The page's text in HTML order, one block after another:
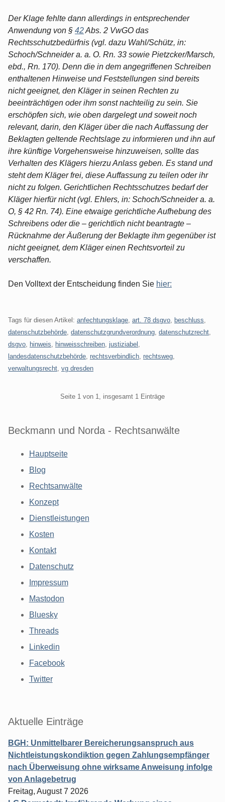
Der Klage fehlte dann allerdings in entsprechender
Anwendung von § 42Abs. 2 VwGO das
Rechtsschutzbedürfnis (vgl. dazu Wahl/Schütz, in:
Schoch/Schneider a. a. O. Rn. 33 sowie Pietzcker/Marsch,
ebd., Rn. 170). Denn die in dem angegriffenen Schreiben
enthaltenen Hinweise und Feststellungen sind bereits
nicht geeignet, den Kläger in seinen Rechten zu
beeinträchtigen oder ihm sonst nachteilig zu sein. Sie
erschöpfen sich, wie oben dargelegt und soweit noch
relevant, darin, den Kläger über die nach Auffassung der
Beklagten geltende Rechtslage zu informieren und ihn auf
ihre künftige Vorgehensweise hinzuweisen, sollte das
Verhalten des Klägers hierzu Anlass geben. Es stand und
steht dem Kläger frei, diese Auffassung zu teilen oder ihr
nicht zu folgen. Gerichtlichen Rechtsschutzes bedarf der
Kläger hierfür nicht (vgl. Ehlers, in: Schoch/Schneider a. a.
O, § 42 Rn. 74). Eine etwaige gerichtliche Aufhebung des
Schreibens oder die – gerichtlich nicht beantragte –
Rücknahme der Äußerung der Beklagte ihm gegenüber ist
nicht geeignet, dem Kläger einen Rechtsvorteil zu
verschaffen.
Den Volltext der Entscheidung finden Sie hier:
Tags für diesen Artikel: anfechtungsklage art. 78 dsgvo beschluss
datenschutzbehörde datenschutzgrundverordnung datenschutzrecht
dsgvo
hinweis hinweisschreiben justiziabel
landesdatenschutzbehörde rechtsverbindlich rechtsweg
verwaltungsrecht vg dresden
Seite 1 von 1, insgesamt 1 Einträge
Beckmann und Norda - Rechtsanwälte
Hauptseite
Blog
Rechtsanwälte
Konzept
Dienstleistungen
Kosten
Kontakt
Datenschutz
Impressum
Mastodon
Bluesky
Threads
Linkedin
Facebook
Twitter
Aktuelle Einträge
BGH: Unmittelbarer Bereicherungsanspruch aus
Nichtleistungskondiktion gegen Zahlungsempfänger
nach Überweisung ohne wirksame Anweisung infolge
von Anlagebetrug
Freitag, August 7 2026